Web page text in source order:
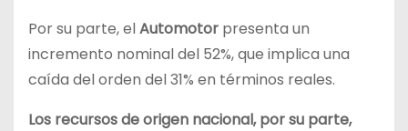
Por su parte, elAutomotor presenta un
incremento nominal del 52%, que implica una
caída del orden del 31% en términos reales.
Los recursos de origen nacional, por su parte,